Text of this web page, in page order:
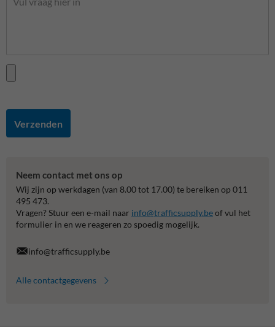
Verzenden
Neem contact met ons op
Wij zijn op werkdagen (van 8.00 tot 17.00) te bereiken op 011
495 473.
Vragen? Stuur een e-mail naar info@trafficsupply.beof vul het
formulier in en we reageren zo spoedig mogelijk.
info@trafficsupply.be
Alle contactgegevens